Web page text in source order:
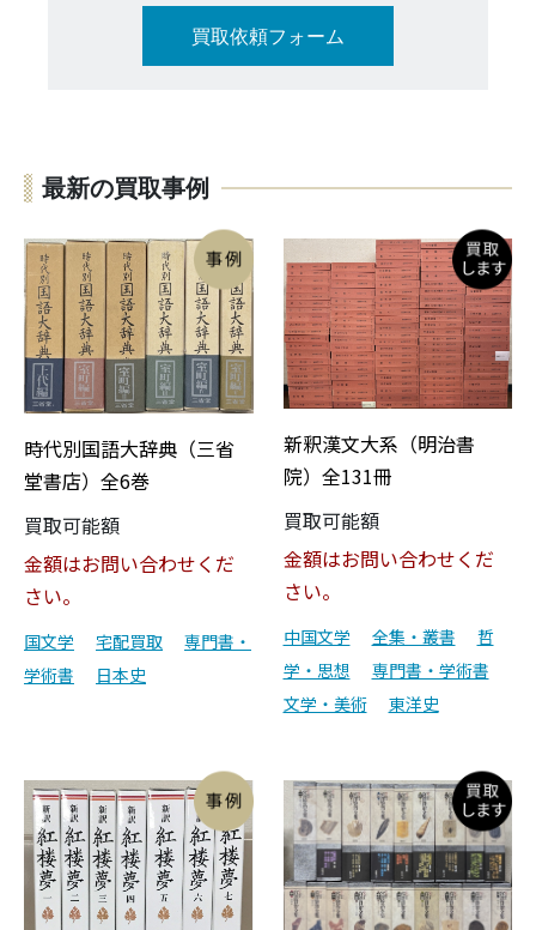
買取依頼フォーム
最新の買取事例
時代別国語大辞典（三省
堂書店）全6巻
買取可能額
金額はお問い合わせくだ
さい。
国文学 宅配買取
専門書・
学術書
日本史
新釈漢文大系（明治書
院）全131冊
買取可能額
金額はお問い合わせくだ
さい。
中国文学 全集・叢書
哲
学・思想
専門書・学術書
文学・美術
東洋史